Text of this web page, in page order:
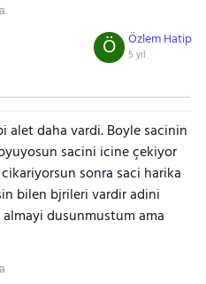
Özlem Hatip
5 yıl
Ö
alet daha vardi. Boyle sacinin
sacini icine çekiyor
sonra saci harika
bilen bjrileri vardir adini
dusunmustum ama